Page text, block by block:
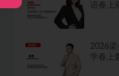
语春上
2026梁
学春上